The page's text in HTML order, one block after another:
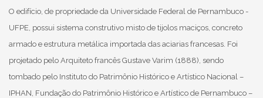
O edifício, de propriedade da Universidade Federal de Pernambuco -
UFPE, possui sistema construtivo misto de tijolos maciços, concreto
armado e estrutura metálica importada das aciarias francesas. Foi
projetado pelo Arquiteto francês Gustave Varim (1888), sendo
tombado pelo Instituto do Patrimônio Histórico e Artístico Nacional –
IPHAN, Fundação do Patrimônio Histórico e Artístico de Pernambuco –